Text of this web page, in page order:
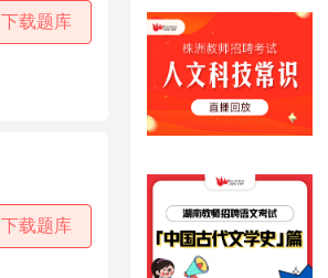
下载题库
下载题库